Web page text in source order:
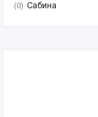
0 Сабина